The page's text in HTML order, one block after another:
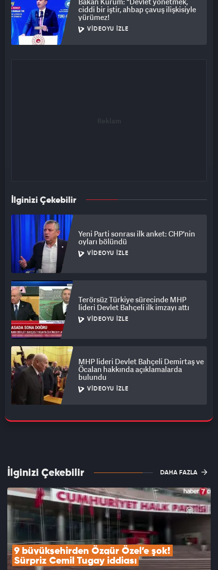
ciddi bir iştir, ahbap çavuş ilişkisiyle
yürümez!
VIDEOYU İZLE
İlginizi Çekebilir
Yeni Parti sonrası ilk anket: CHP'nin
oyları bölündü
VIDEOYU İZLE
Terörsüz Türkiye sürecinde MHP
lideri Devlet Bahçeli ilk imzayı attı
VIDEOYU İZLE
MHP lideri Devlet Bahçeli Demirtaş ve
Öcalan hakkında açıklamalarda
bulundu
VIDEOYU İZLE
İlginizi Çekebilir DAHA FAZLA
9 büyükşehirden Özgür Özel’e şok!
Sürpriz Cemil Tugay iddiası